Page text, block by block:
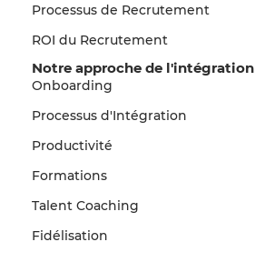
Processus de Recrutement
ROI du Recrutement
Notre approche de l'intégration
Onboarding
Processus d'Intégration
Productivité
Formations
Talent Coaching
Fidélisation